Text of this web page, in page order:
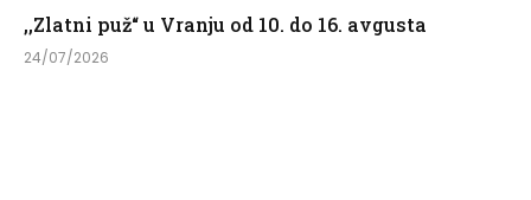
,,Zlatni puž“ u Vranju od 10. do 16. avgusta
24/07/2026